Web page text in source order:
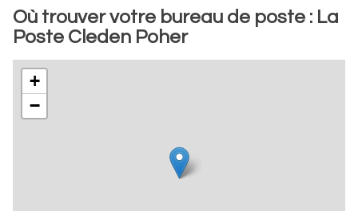
Où trouver votre bureau de poste : La
Poste Cleden Poher
+
−